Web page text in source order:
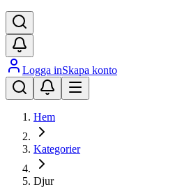
Logga inSkapa konto
Hem
Kategorier
Djur